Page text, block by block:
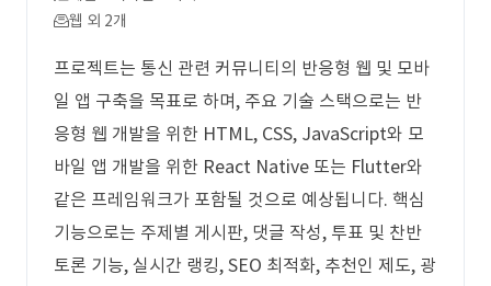
웹 외 2개
프로젝트는 통신 관련 커뮤니티의 반응형 웹 및 모바
일 앱 구축을 목표로 하며, 주요 기술 스택으로는 반
응형 웹 개발을 위한 HTML, CSS, JavaScript와 모
바일 앱 개발을 위한 React Native 또는 Flutter와
같은 프레임워크가 포함될 것으로 예상됩니다. 핵심
기능으로는 주제별 게시판, 댓글 작성, 투표 및 찬반
토론 기능, 실시간 랭킹, SEO 최적화, 추천인 제도, 광